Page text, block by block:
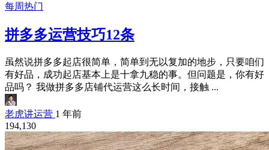
每周热门
拼多多运营技巧12条
虽然说拼多多起店很简单，简单到无以复加的地步，只要咱们
有好品，成功起店基本上是十拿九稳的事。但问题是，你有好
品吗？ 我做拼多多店铺代运营这么长时间，接触 ...
老虎讲运营 1 年前
194,130